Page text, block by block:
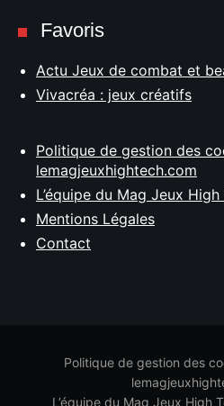
Favoris
Actu Jeux de combat et
Vivacréa : jeux créatifs
Politique de gestion des
lemagjeuxhightech.com
L’équipe du Mag Jeux High
Mentions Légales
Contact
Politique de gestion des
L’équipe du Mag Jeux High